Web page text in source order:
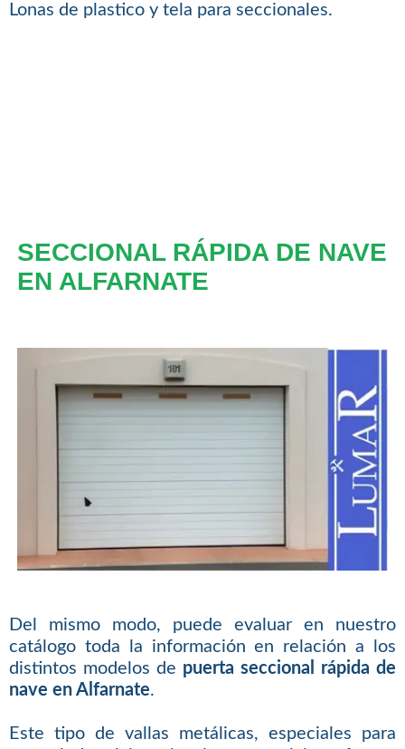
Lonas de plastico y tela para seccionales.
SECCIONAL RÁPIDA DE NAVE
EN ALFARNATE
Del mismo modo, puede evaluar en nuestro
catálogo toda la información en relación a los
distintos modelos de puerta seccional rápida de
nave en Alfarnate.
Este tipo de vallas metálicas, especiales para